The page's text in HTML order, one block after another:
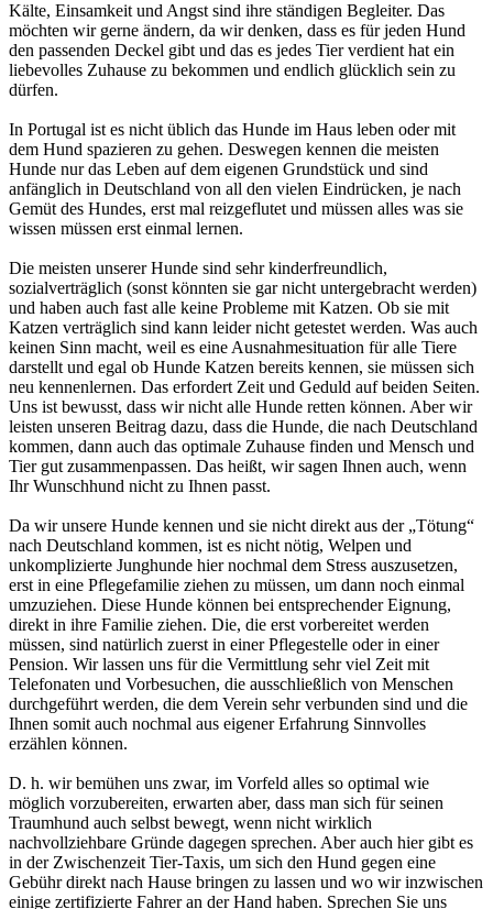
Kälte, Einsamkeit und Angst sind ihre ständigen Begleiter. Das
möchten wir gerne ändern, da wir denken, dass es für jeden Hund
den passenden Deckel gibt und das es jedes Tier verdient hat ein
liebevolles Zuhause zu bekommen und endlich glücklich sein zu
dürfen.
In Portugal ist es nicht üblich das Hunde im Haus leben oder mit
dem Hund spazieren zu gehen. Deswegen kennen die meisten
Hunde nur das Leben auf dem eigenen Grundstück und sind
anfänglich in Deutschland von all den vielen Eindrücken, je nach
Gemüt des Hundes, erst mal reizgeflutet und müssen alles was sie
wissen müssen erst einmal lernen.
Die meisten unserer Hunde sind sehr kinderfreundlich,
sozialverträglich (sonst könnten sie gar nicht untergebracht werden)
und haben auch fast alle keine Probleme mit Katzen. Ob sie mit
Katzen verträglich sind kann leider nicht getestet werden. Was auch
keinen Sinn macht, weil es eine Ausnahmesituation für alle Tiere
darstellt und egal ob Hunde Katzen bereits kennen, sie müssen sich
neu kennenlernen. Das erfordert Zeit und Geduld auf beiden Seiten.
Uns ist bewusst, dass wir nicht alle Hunde retten können. Aber wir
leisten unseren Beitrag dazu, dass die Hunde, die nach Deutschland
kommen, dann auch das optimale Zuhause finden und Mensch und
Tier gut zusammenpassen. Das heißt, wir sagen Ihnen auch, wenn
Ihr Wunschhund nicht zu Ihnen passt.
Da wir unsere Hunde kennen und sie nicht direkt aus der „Tötung“
nach Deutschland kommen, ist es nicht nötig, Welpen und
unkomplizierte Junghunde hier nochmal dem Stress auszusetzen,
erst in eine Pflegefamilie ziehen zu müssen, um dann noch einmal
umzuziehen. Diese Hunde können bei entsprechender Eignung,
direkt in ihre Familie ziehen. Die, die erst vorbereitet werden
müssen, sind natürlich zuerst in einer Pflegestelle oder in einer
Pension. Wir lassen uns für die Vermittlung sehr viel Zeit mit
Telefonaten und Vorbesuchen, die ausschließlich von Menschen
durchgeführt werden, die dem Verein sehr verbunden sind und die
Ihnen somit auch nochmal aus eigener Erfahrung Sinnvolles
erzählen können.
D. h. wir bemühen uns zwar, im Vorfeld alles so optimal wie
möglich vorzubereiten, erwarten aber, dass man sich für seinen
Traumhund auch selbst bewegt, wenn nicht wirklich
nachvollziehbare Gründe dagegen sprechen. Aber auch hier gibt es
in der Zwischenzeit Tier-Taxis, um sich den Hund gegen eine
Gebühr direkt nach Hause bringen zu lassen und wo wir inzwischen
einige zertifizierte Fahrer an der Hand haben. Sprechen Sie uns